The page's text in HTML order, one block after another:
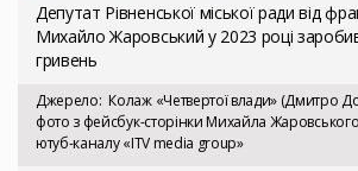
Депутат Рівненської міської ради від
Михайло Жаровський у 2023 році
гривень
Джерело Колаж «Четвертої влади» (Дмитро
фото з фейсбук-сторінки Михайла Жаровського
ютуб-каналу «ITV media group»